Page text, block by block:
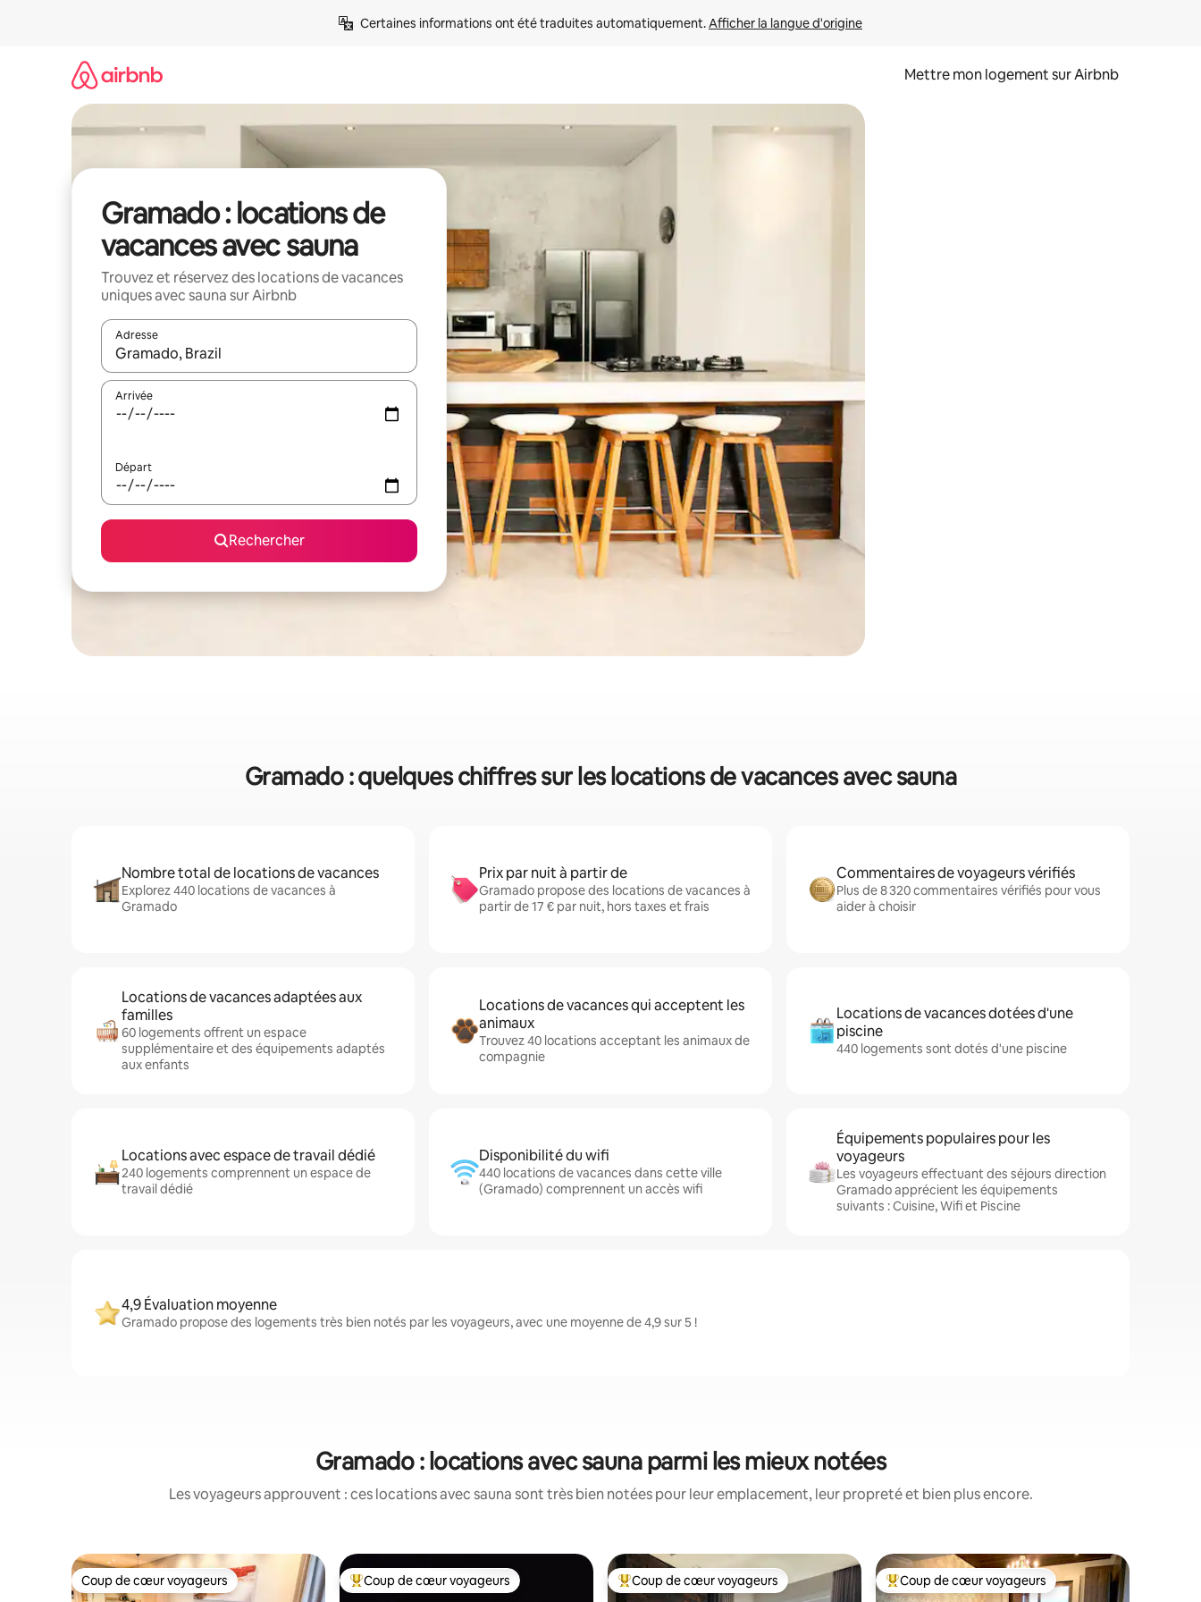
Certaines informations ont été traduites automatiquement. Afficher la langue d'origine
Mettre mon logement sur Airbnb
Gramado : locations de
vacances avec sauna
Trouvez et réservez des locations de vacances
uniques avec sauna sur Airbnb
Adresse
Lorsque les résultats s'affichent, utilisez les flèches vers le haut et vers le bas pour les parcourir ou en appuyant et en faisant glisser.
Arrivée
Départ
Rechercher
Gramado : quelques chiffres sur les locations de vacances avec sauna
Nombre total de locations de vacances
Explorez 440 locations de vacances à
Gramado
Prix par nuit à partir de
Gramado propose des locations de vacances à
partir de 17 € par nuit, hors taxes et frais
Commentaires de voyageurs vérifiés
Plus de 8 320 commentaires vérifiés pour vous
aider à choisir
Locations de vacances adaptées aux
familles
60 logements offrent un espace
supplémentaire et des équipements adaptés
aux enfants
Locations de vacances qui acceptent les
animaux
Trouvez 40 locations acceptant les animaux de
compagnie
Locations de vacances dotées d'une
piscine
440 logements sont dotés d'une piscine
Locations avec espace de travail dédié
240 logements comprennent un espace de
travail dédié
Disponibilité du wifi
440 locations de vacances dans cette ville
(Gramado) comprennent un accès wifi
Équipements populaires pour les
voyageurs
Les voyageurs effectuant des séjours direction
Gramado apprécient les équipements
suivants : Cuisine, Wifi et Piscine
4,9 Évaluation moyenne
Gramado propose des logements très bien notés par les voyageurs, avec une moyenne de 4,9 sur 5 !
Gramado : locations avec sauna parmi les mieux notées
Les voyageurs approuvent : ces locations avec sauna sont très bien notées pour leur emplacement, leur propreté et bien plus encore.
Coup de cœur voyageurs
Coup de cœur voyageurs Coups de cœur voyageurs les plus appréciés
Coup de cœur voyageurs Coups de cœur voyageurs les plus appréciés
Coup de cœur voyageurs Coups de cœur voyageurs les plus appréciés
Coup de cœur voyageurs